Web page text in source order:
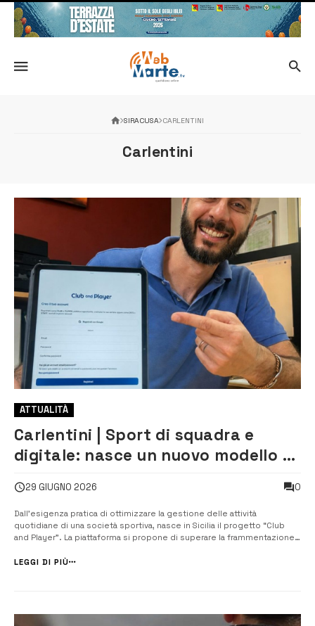
SIRACUSA CARLENTINI
Carlentini
ATTUALITÀ
Carlentini | ​Sport di squadra e
digitale: nasce un nuovo modello di
29 GIUGNO 2026 0
Dall’esigenza pratica di ottimizzare la gestione delle attività
quotidiane di una società sportiva, nasce in Sicilia il progetto “Club
and Player”. La piattaforma si propone di superare la frammentazione
centralizzando le necessità di società, atleti, membri...
LEGGI DI PIÙ